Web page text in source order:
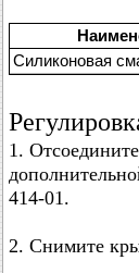
Силиконовая
1.
414-01.
2. Снимите